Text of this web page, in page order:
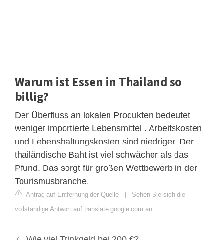
Warum ist Essen in Thailand so
billig?
Der Überfluss an lokalen Produkten bedeutet
weniger importierte Lebensmittel . Arbeitskosten
und Lebenshaltungskosten sind niedriger. Der
thailändische Baht ist viel schwächer als das
Pfund. Das sorgt für großen Wettbewerb in der
Tourismusbranche.
Antrag auf Entfernung der Quelle | Sehen Sie sich die
vollständige Antwort auf translate.google.com an